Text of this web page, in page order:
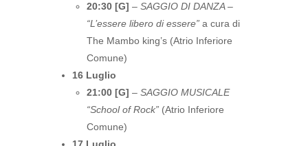
20:30 [G] – SAGGIO DI DANZA –
“L’essere libero di essere” a cura di
The Mambo king’s (Atrio Inferiore
Comune)
16 Luglio
21:00 [G] – SAGGIO MUSICALE
“School of Rock” (Atrio Inferiore
Comune)